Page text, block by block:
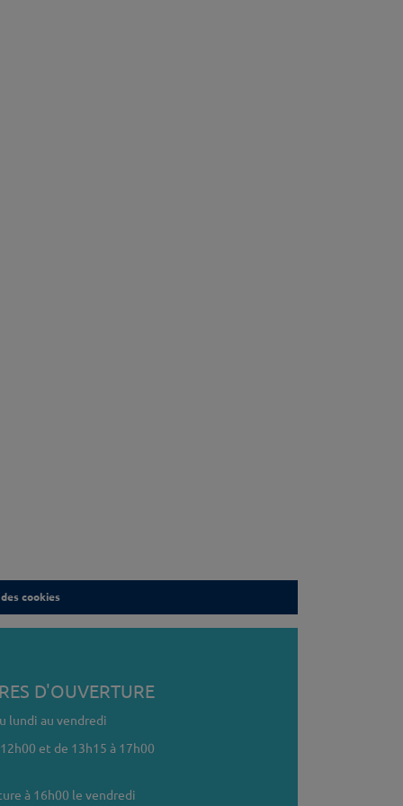
cookies
D'OUVERTURE
lundi au vendredi
et de 13h15 à 17h00
à 16h00 le vendredi